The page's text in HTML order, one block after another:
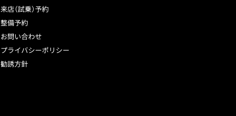
来店（試乗）予約
整備予約
お問い合わせ
プライバシーポリシー
勧誘方針